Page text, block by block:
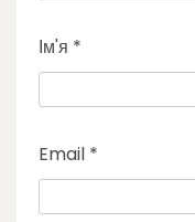
Ім'я *
Email *